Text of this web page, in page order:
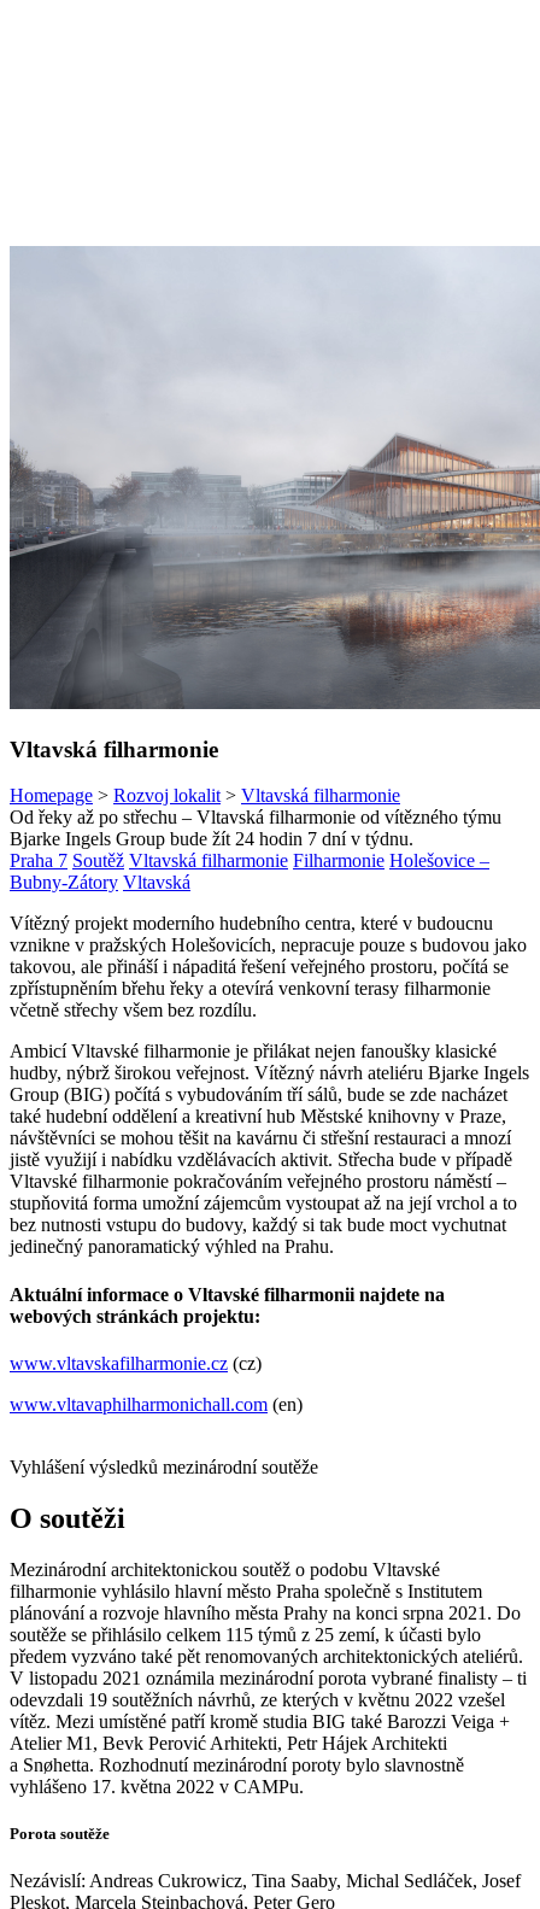
Vltavská filharmonie
Homepage > Rozvoj lokalit > Vltavská filharmonie
Od řeky až po střechu – Vltavská filharmonie od vítězného týmu
Bjarke Ingels Group bude žít 24 hodin 7 dní v týdnu.
Praha 7 Soutěž Vltavská filharmonie Filharmonie Holešovice –
Bubny-Zátory Vltavská
Vítězný projekt moderního hudebního centra, které v budoucnu
vznikne v pražských Holešovicích, nepracuje pouze s budovou jako
takovou, ale přináší i nápaditá řešení veřejného prostoru, počítá se
zpřístupněním břehu řeky a otevírá venkovní terasy filharmonie
včetně střechy všem bez rozdílu.
Ambicí Vltavské filharmonie je přilákat nejen fanoušky klasické
hudby, nýbrž širokou veřejnost. Vítězný návrh ateliéru Bjarke Ingels
Group (BIG) počítá s vybudováním tří sálů, bude se zde nacházet
také hudební oddělení a kreativní hub Městské knihovny v Praze,
návštěvníci se mohou těšit na kavárnu či střešní restauraci a mnozí
jistě využijí i nabídku vzdělávacích aktivit. Střecha bude v případě
Vltavské filharmonie pokračováním veřejného prostoru náměstí –
stupňovitá forma umožní zájemcům vystoupat až na její vrchol a to
bez nutnosti vstupu do budovy, každý si tak bude moct vychutnat
jedinečný panoramatický výhled na Prahu.
Aktuální informace o Vltavské filharmonii najdete na
webových stránkách projektu:
www.vltavskafilharmonie.cz (cz)
www.vltavaphilharmonichall.com (en)
Vyhlášení výsledků mezinárodní soutěže
O soutěži
Mezinárodní architektonickou soutěž o podobu Vltavské
filharmonie vyhlásilo hlavní město Praha společně s Institutem
plánování a rozvoje hlavního města Prahy na konci srpna 2021. Do
soutěže se přihlásilo celkem 115 týmů z 25 zemí, k účasti bylo
předem vyzváno také pět renomovaných architektonických ateliérů.
V listopadu 2021 oznámila mezinárodní porota vybrané finalisty – ti
odevzdali 19 soutěžních návrhů, ze kterých v květnu 2022 vzešel
vítěz. Mezi umístěné patří kromě studia BIG také Barozzi Veiga +
Atelier M1, Bevk Perović Arhitekti, Petr Hájek Architekti
a Snøhetta. Rozhodnutí mezinárodní poroty bylo slavnostně
vyhlášeno 17. května 2022 v CAMPu.
Porota soutěže
Nezávislí: Andreas Cukrowicz, Tina Saaby, Michal Sedláček, Josef
Pleskot, Marcela Steinbachová, Peter Gero